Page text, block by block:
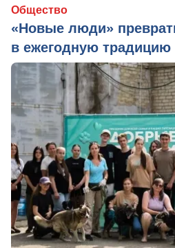
Общество
«Новые люди»
в ежегодную традицию